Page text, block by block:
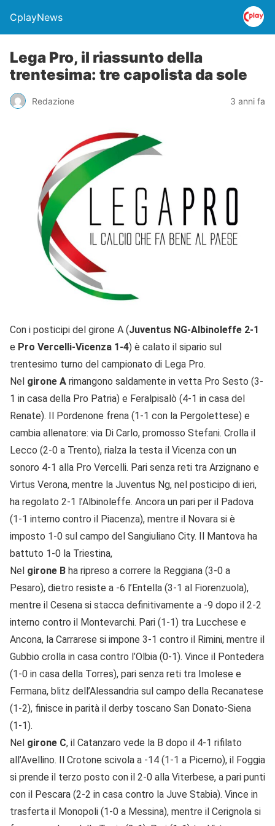
CplayNews
Lega Pro, il riassunto della
trentesima: tre capolista da sole
Redazione 3 anni fa
Con i posticipi del girone A (Juventus NG-Albinoleffe 2-1
e Pro Vercelli-Vicenza 1-4) è calato il sipario sul
trentesimo turno del campionato di Lega Pro.
Nel girone A rimangono saldamente in vetta Pro Sesto (3-
1 in casa della Pro Patria) e Feralpisalò (4-1 in casa del
Renate). Il Pordenone frena (1-1 con la Pergolettese) e
cambia allenatore: via Di Carlo, promosso Stefani. Crolla il
Lecco (2-0 a Trento), rialza la testa il Vicenza con un
sonoro 4-1 alla Pro Vercelli. Pari senza reti tra Arzignano e
Virtus Verona, mentre la Juventus Ng, nel posticipo di ieri,
ha regolato 2-1 l’Albinoleffe. Ancora un pari per il Padova
(1-1 interno contro il Piacenza), mentre il Novara si è
imposto 1-0 sul campo del Sangiuliano City. Il Mantova ha
battuto 1-0 la Triestina,
Nel girone B ha ripreso a correre la Reggiana (3-0 a
Pesaro), dietro resiste a -6 l’Entella (3-1 al Fiorenzuola),
mentre il Cesena si stacca definitivamente a -9 dopo il 2-2
interno contro il Montevarchi. Pari (1-1) tra Lucchese e
Ancona, la Carrarese si impone 3-1 contro il Rimini, mentre il
Gubbio crolla in casa contro l’Olbia (0-1). Vince il Pontedera
(1-0 in casa della Torres), pari senza reti tra Imolese e
Fermana, blitz dell’Alessandria sul campo della Recanatese
(1-2), finisce in parità il derby toscano San Donato-Siena
(1-1).
Nel girone C, il Catanzaro vede la B dopo il 4-1 rifilato
all’Avellino. Il Crotone scivola a -14 (1-1 a Picerno), il Foggia
si prende il terzo posto con il 2-0 alla Viterbese, a pari punti
con il Pescara (2-2 in casa contro la Juve Stabia). Vince in
trasferta il Monopoli (1-0 a Messina), mentre il Cerignola si